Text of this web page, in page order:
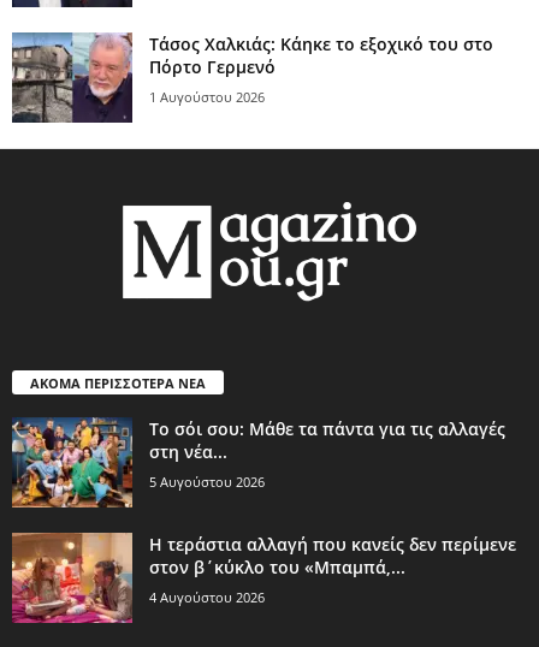
Τάσος Χαλκιάς: Κάηκε το εξοχικό του στο
Πόρτο Γερμενό
1 Αυγούστου 2026
ΑΚΟΜΑ ΠΕΡΙΣΣΟΤΕΡΑ ΝΕΑ
Το σόι σου: Μάθε τα πάντα για τις αλλαγές
στη νέα...
5 Αυγούστου 2026
Η τεράστια αλλαγή που κανείς δεν περίμενε
στον β΄κύκλο του «Μπαμπά,...
4 Αυγούστου 2026